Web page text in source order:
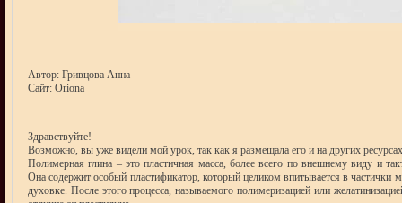
Автор: Гривцова Анна
Сайт: Oriona
Здравствуйте!
Возможно, вы уже видели мой урок, так как я размещала его и на других
Полимерная глина – это пластичная масса, более всего по внешнему виду и
Она содержит особый пластификатор, который целиком впитывается в частички
духовке. После этого процесса, называемого полимеризацией или